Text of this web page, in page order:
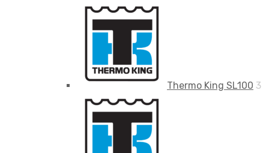
Thermo King SL100 3